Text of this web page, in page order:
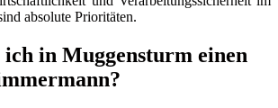
absolute Prioritäten.
in Muggensturm einen